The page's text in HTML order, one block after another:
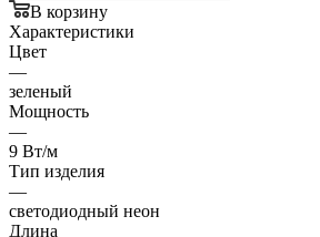
В корзину
Характеристики
Цвет
—
зеленый
Мощность
—
9 Вт/м
Тип изделия
—
светодиодный неон
Длина